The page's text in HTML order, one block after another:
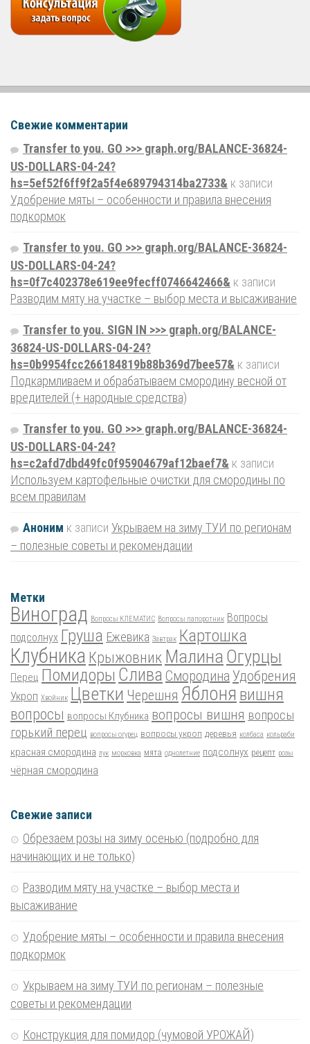
Свежие комментарии
Transfer to you. GO >>> graph.org/BALANCE-36824-
US-DOLLARS-04-24?
hs=5ef52f6ff9f2a5f4e689794314ba2733& к записи
Удобрение мяты – особенности и правила внесения
подкормок
Transfer to you. GO >>> graph.org/BALANCE-36824-
US-DOLLARS-04-24?
hs=0f7c402378e619ee9fecff0746642466& к записи
Разводим мяту на участке – выбор места и высаживание
Transfer to you. SIGN IN >>> graph.org/BALANCE-
36824-US-DOLLARS-04-24?
hs=0b9954fcc266184819b88b369d7bee57& к записи
Подкармливаем и обрабатываем смородину весной от
вредителей (+ народные средства)
Transfer to you. GO >>> graph.org/BALANCE-36824-
US-DOLLARS-04-24?
hs=c2afd7dbd49fc0f95904679af12baef7& к записи
Используем картофельные очистки для смородины по
всем правилам
Аноним к записи Укрываем на зиму ТУИ по регионам
– полезные советы и рекомендации
Метки
Виноград Вопросы КЛЕМАТИС Вопросы папоротник Вопросы
подсолнух Груша Ежевика Завтрак Картошка
Клубника Крыжовник Малина Огурцы
Перец Помидоры Слива Смородина Удобрения
Укроп Хвойник Цветки Черешня Яблоня вишня
вопросы вопросы Клубника вопросы вишня вопросы
горький перец вопросы огурец вопросы укроп деревья колбаса кольраби
красная смородина лук морковка мята однолетние подсолнух рецепт розы
чёрная смородина
Свежие записи
Обрезаем розы на зиму осенью (подробно для
начинающих и не только)
Разводим мяту на участке – выбор места и
высаживание
Удобрение мяты – особенности и правила внесения
подкормок
Укрываем на зиму ТУИ по регионам – полезные
советы и рекомендации
Конструкция для помидор (чумовой УРОЖАЙ)